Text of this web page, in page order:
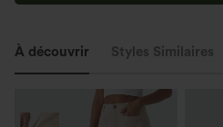
À découvrir Styles Similaires